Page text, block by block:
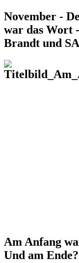
November -
war das Wort
Brandt und
Am Anfang
Und am Ende?